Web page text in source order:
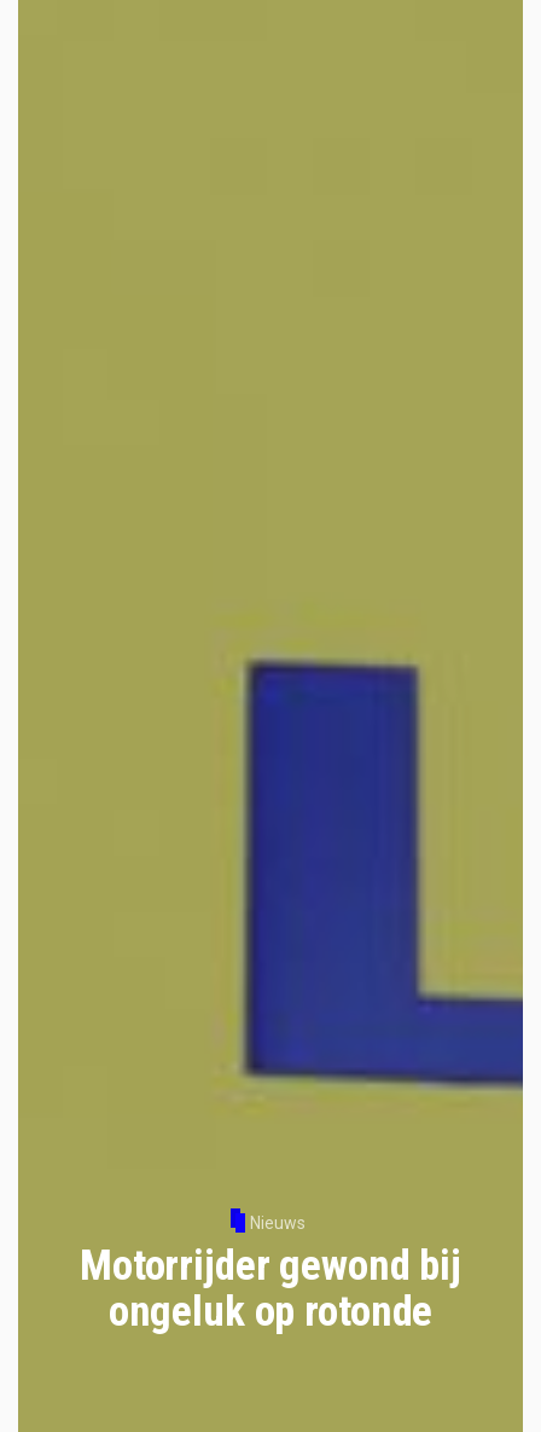
Nieuws
Motorrijder gewond bij
ongeluk op rotonde